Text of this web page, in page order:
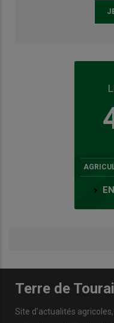
Terre de
Site d'actualités